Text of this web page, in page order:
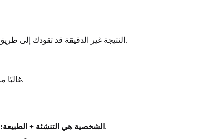
النتيجة غير الدقيقة قد تقودك إلى طريق غير صحيح، مما يجعلك تركز على أهداف غير مناسبة أو تفهم دوافعك الأساسية بشكل خاطئ. الدقة هي الجسر بين اختبار ممتع وأداة تغير الحياة.
غالبًا ما يستخدم الناس مصطلحي "المزاج" و"الشخصية" بالتبادل، لكنهما مختلفان. فهم هذا التمييز أمر حاسم للحصول على أقصى استفادة من الاختبار.
الشخصية هي التنشئة + الطبيعة: البنية المعقدة التي تبنيها فوق مزاجك. تتشكل من خلال تجاربك، تربيتك، ثقافتك، واختياراتك. إنها "الكيفية" التي تعلمت بها التعبير عن نفسك.